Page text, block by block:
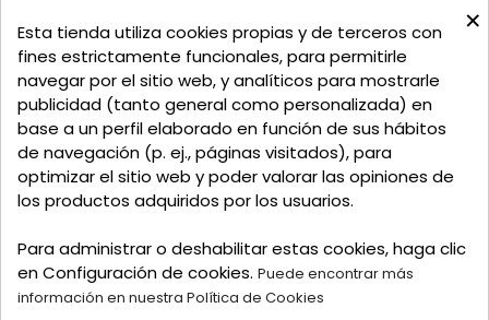
C/ Delgadillo Nº 7 - Local 1 - 45600
Talavera de la Reina - Toledo - (España)
Llamadnos:+34 925 82 02 19 o625 654 791
Email: curtidosytapicerias@gmail.com
Verano:
Mañanas: de 09:00h a 13:30h
Invierno:
Mañanas: de 09:30h a 13:30h
Tardes: de 16:30h a 20:00h
×
Esta tienda utiliza cookies propias y de terceros con
fines estrictamente funcionales, para permitirle
navegar por el sitio web, y analíticos para mostrarle
publicidad (tanto general como personalizada) en
base a un perfil elaborado en función de sus hábitos
de navegación (p. ej., páginas visitados), para
optimizar el sitio web y poder valorar las opiniones de
los productos adquiridos por los usuarios.
Para administrar o deshabilitar estas cookies, haga clic
en Configuración de cookies. Puede encontrar más
información en nuestra Política de Cookies